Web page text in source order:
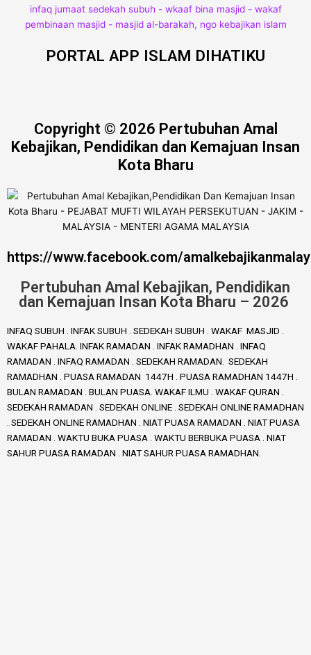
PORTAL APP ISLAM DIHATIKU
Copyright © 2026 Pertubuhan Amal
Kebajikan, Pendidikan dan Kemajuan Insan
Kota Bharu
https://www.facebook.com/
Pertubuhan Amal Kebajikan, Pendidikan
dan Kemajuan Insan Kota Bharu – 2026
INFAQ SUBUH . INFAK SUBUH . SEDEKAH SUBUH . WAKAF MASJID .
WAKAF PAHALA. INFAK RAMADAN . INFAK RAMADHAN . INFAQ
RAMADAN . INFAQ RAMADAN . SEDEKAH RAMADAN. SEDEKAH
RAMADHAN . PUASA RAMADAN 1447H . PUASA RAMADHAN 1447H .
BULAN RAMADAN . BULAN PUASA. WAKAF ILMU . WAKAF QURAN .
SEDEKAH RAMADAN . SEDEKAH ONLINE . SEDEKAH ONLINE RAMADHAN
. SEDEKAH ONLINE RAMADHAN . NIAT PUASA RAMADAN . NIAT PUASA
RAMADAN . WAKTU BUKA PUASA . WAKTU BERBUKA PUASA . NIAT
SAHUR PUASA RAMADAN . NIAT SAHUR PUASA RAMADHAN.